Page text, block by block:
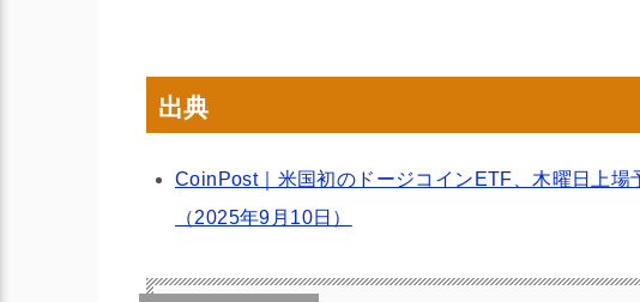
出典
CoinPost｜米国初のドージコインETF、木曜日上
（2025年9月10日）